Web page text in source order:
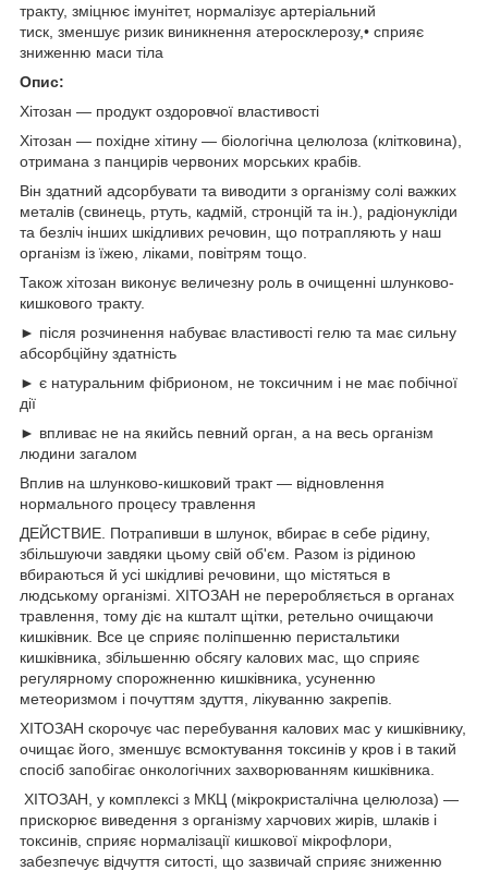
тракту, зміцнює імунітет, нормалізує артеріальний
тиск, зменшує ризик виникнення атеросклерозу,• сприяє
зниженню маси тіла
Опис:
Хітозан — продукт оздоровчої властивості
Хітозан — похідне хітину — біологічна целюлоза (клітковина),
отримана з панцирів червоних морських крабів.
Він здатний адсорбувати та виводити з організму солі важких
металів (свинець, ртуть, кадмій, стронцій та ін.), радіонукліди
та безліч інших шкідливих речовин, що потрапляють у наш
організм із їжею, ліками, повітрям тощо.
Також хітозан виконує величезну роль в очищенні шлунково-
кишкового тракту.
► після розчинення набуває властивості гелю та має сильну
абсорбційну здатність
► є натуральним фібрионом, не токсичним і не має побічної
дії
► впливає не на якийсь певний орган, а на весь організм
людини загалом
Вплив на шлунково-кишковий тракт — відновлення
нормального процесу травлення
ДЕЙСТВИЕ. Потрапивши в шлунок, вбирає в себе рідину,
збільшуючи завдяки цьому свій об'єм. Разом із рідиною
вбираються й усі шкідливі речовини, що містяться в
людському організмі. ХІТОЗАН не переробляється в органах
травлення, тому діє на кшталт щітки, ретельно очищаючи
кишківник. Все це сприяє поліпшенню перистальтики
кишківника, збільшенню обсягу калових мас, що сприяє
регулярному спорожненню кишківника, усуненню
метеоризмом і почуттям здуття, лікуванню закрепів.
ХІТОЗАН скорочує час перебування калових мас у кишківнику,
очищає його, зменшує всмоктування токсинів у кров і в такий
спосіб запобігає онкологічних захворюванням кишківника.
ХІТОЗАН, у комплексі з МКЦ (мікрокристалічна целюлоза) —
прискорює виведення з організму харчових жирів, шлаків і
токсинів, сприяє нормалізації кишкової мікрофлори,
забезпечує відчуття ситості, що зазвичай сприяє зниженню